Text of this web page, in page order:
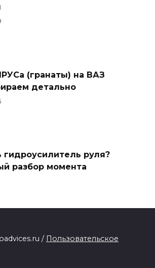
(гранаты) на ВАЗ
детально
гидроусилитель руля?
разбор момента
/ Пользовательское